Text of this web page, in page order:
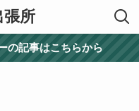
張所
の記事はこちらから